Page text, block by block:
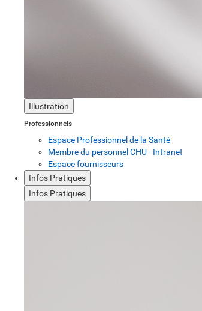
Illustration
Professionnels
Espace Professionnel de la Santé
Membre du personnel CHU - Intranet
Espace fournisseurs
Infos Pratiques
Infos Pratiques